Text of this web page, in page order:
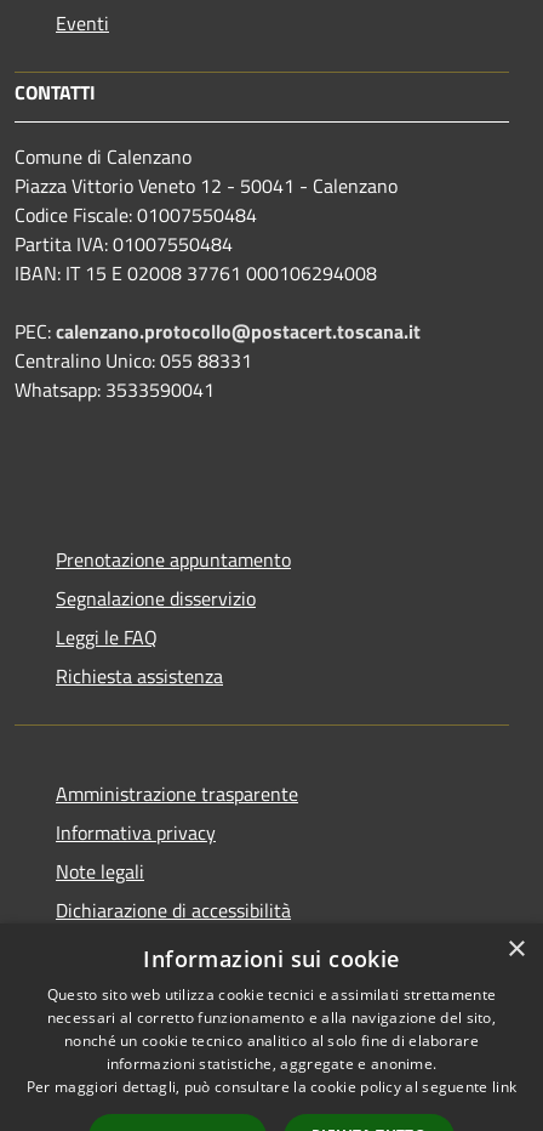
Eventi
CONTATTI
Comune di Calenzano
Piazza Vittorio Veneto 12 - 50041 - Calenzano
Codice Fiscale: 01007550484
Partita IVA: 01007550484
IBAN: IT 15 E 02008 37761 000106294008
PEC:calenzano.protocollo@postacert.toscana.it
Centralino Unico: 055 88331
Whatsapp: 3533590041
Prenotazione appuntamento
Segnalazione disservizio
Leggi le FAQ
Richiesta assistenza
Amministrazione trasparente
Informativa privacy
Note legali
Dichiarazione di accessibilità
Statistiche Web
Accessibilità
Copyright © 2026 • Comune di
Calenzano • Powered by
×
Informazioni sui cookie
Questo sito web utilizza cookie tecnici e assimilati strettamente
necessari al corretto funzionamento e alla navigazione del sito,
nonché un cookie tecnico analitico al solo fine di elaborare
informazioni statistiche, aggregate e anonime.
Per maggiori dettagli, può consultare la cookie policy al seguente link